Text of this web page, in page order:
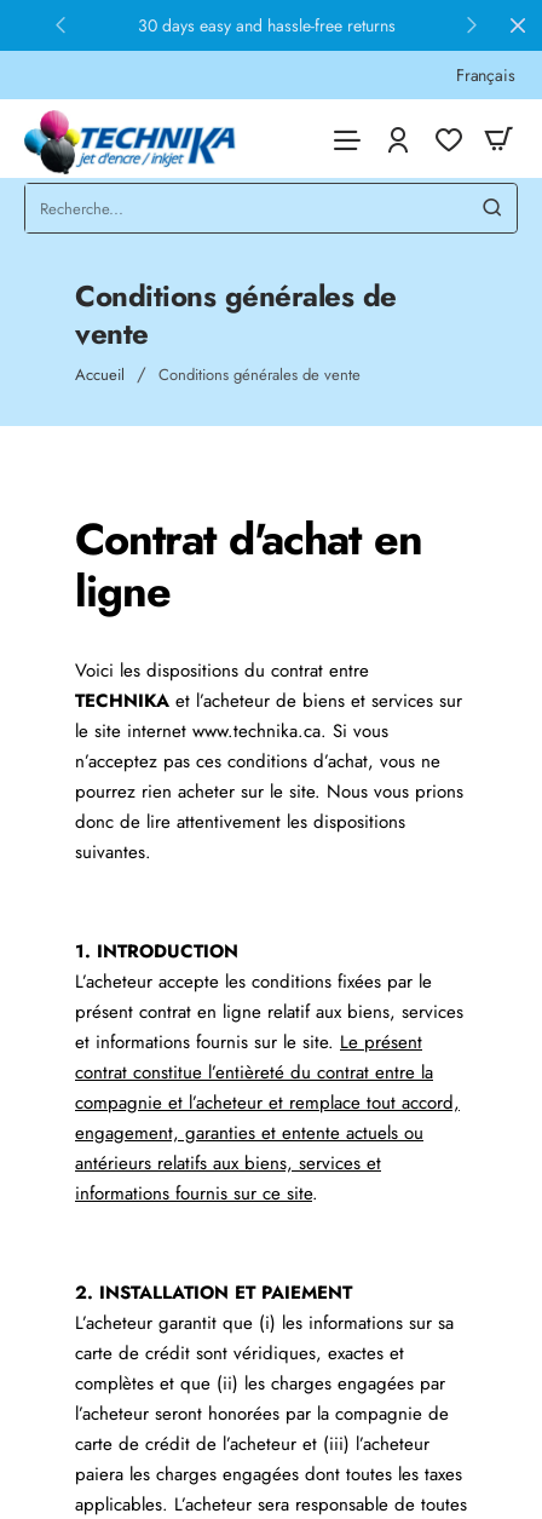
30 days easy and hassle-free returns
Français
Conditions générales de
vente
Accueil homeConditions générales de vente
Contrat d'achat en
ligne
Voici les dispositions du contrat entre
TECHNIKA et l’acheteur de biens et services sur
le site internet www.technika.ca. Si vous
n’acceptez pas ces conditions d’achat, vous ne
pourrez rien acheter sur le site. Nous vous prions
donc de lire attentivement les dispositions
suivantes.
1. INTRODUCTION
L’acheteur accepte les conditions fixées par le
présent contrat en ligne relatif aux biens, services
et informations fournis sur le site. Le présent
contrat constitue l’entièreté du contrat entre la
compagnie et l’acheteur et remplace tout accord,
engagement, garanties et entente actuels ou
antérieurs relatifs aux biens, services et
informations fournis sur ce site.
2. INSTALLATION ET PAIEMENT
L’acheteur garantit que (i) les informations sur sa
carte de crédit sont véridiques, exactes et
complètes et que (ii) les charges engagées par
l’acheteur seront honorées par la compagnie de
carte de crédit de l’acheteur et (iii) l’acheteur
paiera les charges engagées dont toutes les taxes
applicables. L’acheteur sera responsable de toutes